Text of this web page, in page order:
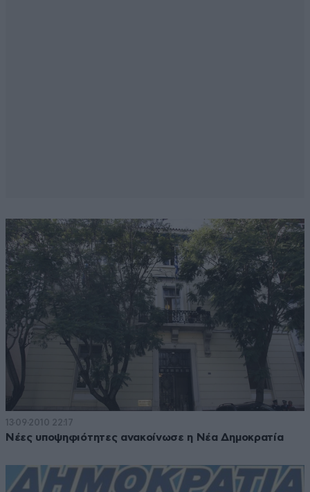
13·09·2010 22:17
Νέες υποψηφιότητες ανακοίνωσε η Νέα Δημοκρατία